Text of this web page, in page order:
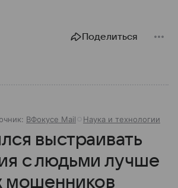
Поделиться
ВФокусе Mail Наука и технологии
выстраивать
с людьми лучше
мошенников